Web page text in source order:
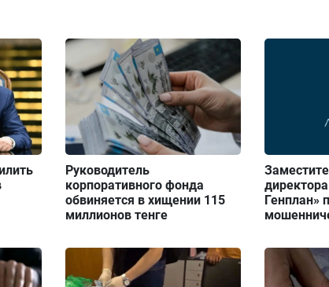
Руководитель
корпоративного фонда
обвиняется в хищении 115
миллионов тенге
Генплан»